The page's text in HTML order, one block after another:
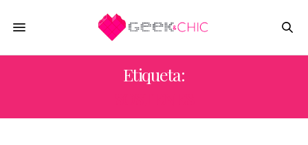
Etiqueta: